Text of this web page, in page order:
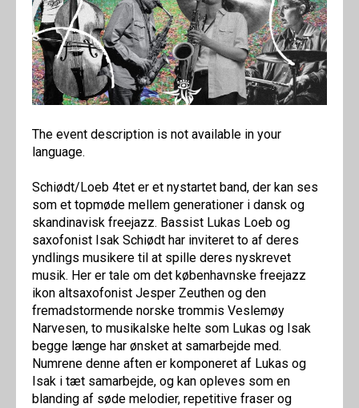
The event description is not available in your
language.
Schiødt/Loeb 4tet er et nystartet band, der kan ses
som et topmøde mellem generationer i dansk og
skandinavisk freejazz. Bassist Lukas Loeb og
saxofonist Isak Schiødt har inviteret to af deres
yndlings musikere til at spille deres nyskrevet
musik. Her er tale om det københavnske freejazz
ikon altsaxofonist Jesper Zeuthen og den
fremadstormende norske trommis Veslemøy
Narvesen, to musikalske helte som Lukas og Isak
begge længe har ønsket at samarbejde med.
Numrene denne aften er komponeret af Lukas og
Isak i tæt samarbejde, og kan opleves som en
blanding af søde melodier, repetitive fraser og